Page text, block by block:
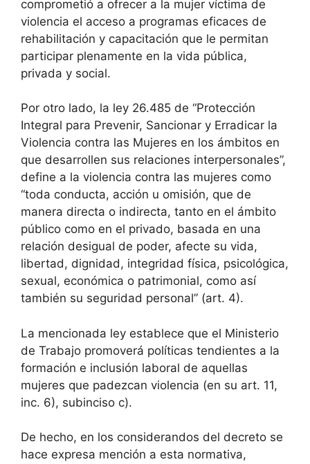
comprometió a ofrecer a la mujer víctima de
violencia el acceso a programas eficaces de
rehabilitación y capacitación que le permitan
participar plenamente en la vida pública,
privada y social.
Por otro lado, la ley 26.485 de “Protección
Integral para Prevenir, Sancionar y Erradicar la
Violencia contra las Mujeres en los ámbitos en
que desarrollen sus relaciones interpersonales”,
define a la violencia contra las mujeres como
“toda conducta, acción u omisión, que de
manera directa o indirecta, tanto en el ámbito
público como en el privado, basada en una
relación desigual de poder, afecte su vida,
libertad, dignidad, integridad física, psicológica,
sexual, económica o patrimonial, como así
también su seguridad personal” (art. 4).
La mencionada ley establece que el Ministerio
de Trabajo promoverá políticas tendientes a la
formación e inclusión laboral de aquellas
mujeres que padezcan violencia (en su art. 11,
inc. 6), subinciso c).
De hecho, en los considerandos del decreto se
hace expresa mención a esta normativa,